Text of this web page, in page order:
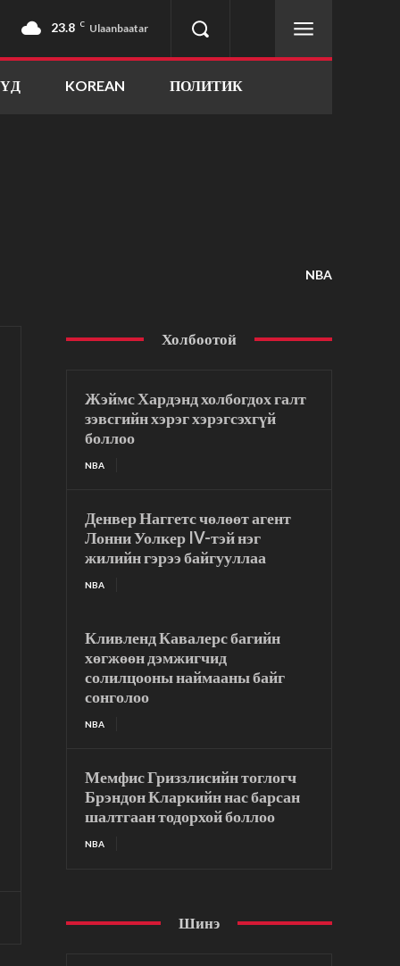
23.8 C Ulaanbaatar
KOREAN ПОЛИТИК
NBA
Холбоотой
Жэймс Хардэнд холбогдох галт
зэвсгийн хэрэг хэрэгсэхгүй
боллоо
NBA
Денвер Наггетс чөлөөт агент
Лонни Уолкер IV-тэй нэг
жилийн гэрээ байгууллаа
NBA
Кливленд Кавалерс багийн
хөгжөөн дэмжигчид
солилцооны наймааны байг
сонголоо
NBA
Мемфис Гриззлисийн тоглогч
Брэндон Кларкийн нас барсан
шалтгаан тодорхой боллоо
NBA
Шинэ